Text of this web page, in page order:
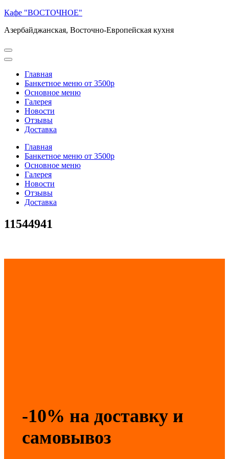
Перейти
содержимому
Enter)
Кафе "ВОСТОЧНОЕ"
Азербайджанская, Восточно-Европейская кухня
Главная
Банкетное меню от 3500р
Основное меню
Галерея
Новости
Отзывы
Доставка
Главная
Банкетное меню от 3500р
Основное меню
Галерея
Новости
Отзывы
Доставка
11544941
-10% на доставку и
самовывоз